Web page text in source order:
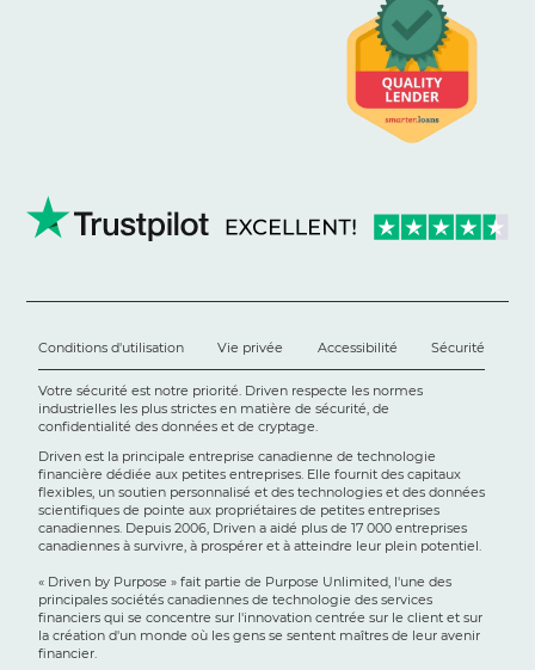
Conditions d'utilisation Vie privée Accessibilité Sécurité
Votre sécurité est notre priorité. Driven respecte les normes
industrielles les plus strictes en matière de sécurité, de
confidentialité des données et de cryptage.
Driven est la principale entreprise canadienne de technologie
financière dédiée aux petites entreprises. Elle fournit des capitaux
flexibles, un soutien personnalisé et des technologies et des données
scientifiques de pointe aux propriétaires de petites entreprises
canadiennes. Depuis 2006, Driven a aidé plus de 17 000 entreprises
canadiennes à survivre, à prospérer et à atteindre leur plein potentiel.
« Driven by Purpose » fait partie de Purpose Unlimited, l'une des
principales sociétés canadiennes de technologie des services
financiers qui se concentre sur l'innovation centrée sur le client et sur
la création d'un monde où les gens se sentent maîtres de leur avenir
financier.